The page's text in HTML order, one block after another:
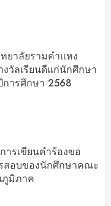
ยาลัยรามคำแหง
งวัลเรียนดีแก่นักศึกษา
ารศึกษา 2568
ารเขียนคำร้องขอ
สอบของนักศึกษาคณะ
ภูมิภาค